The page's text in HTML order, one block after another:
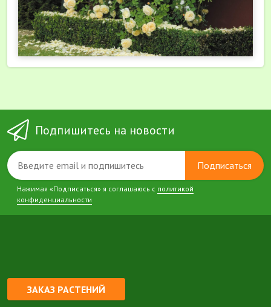
Подпишитесь на новости
Подписаться
Нажимая «Подписаться» я соглашаюсь с политикой
конфиденциальности
ЗАКАЗ РАСТЕНИЙ